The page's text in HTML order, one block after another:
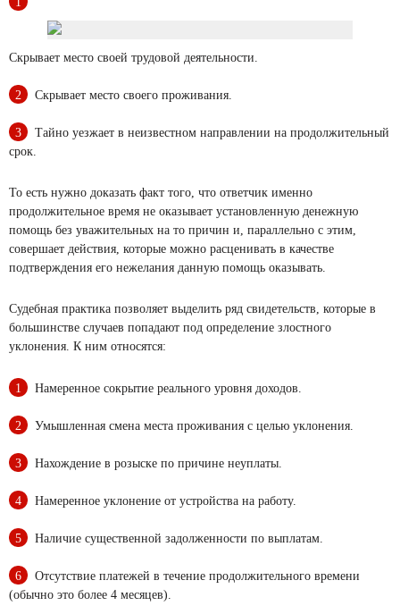
Скрывает место своей трудовой деятельности.
Скрывает место своего проживания.
Тайно уезжает в неизвестном направлении на продолжительный
срок.
То есть нужно доказать факт того, что ответчик именно
продолжительное время не оказывает установленную денежную
помощь без уважительных на то причин и, параллельно с этим,
совершает действия, которые можно расценивать в качестве
подтверждения его нежелания данную помощь оказывать.
Судебная практика позволяет выделить ряд свидетельств, которые в
большинстве случаев попадают под определение злостного
уклонения. К ним относятся:
Намеренное сокрытие реального уровня доходов.
Умышленная смена места проживания с целью уклонения.
Нахождение в розыске по причине неуплаты.
Намеренное уклонение от устройства на работу.
Наличие существенной задолженности по выплатам.
Отсутствие платежей в течение продолжительного времени
(обычно это более 4 месяцев).